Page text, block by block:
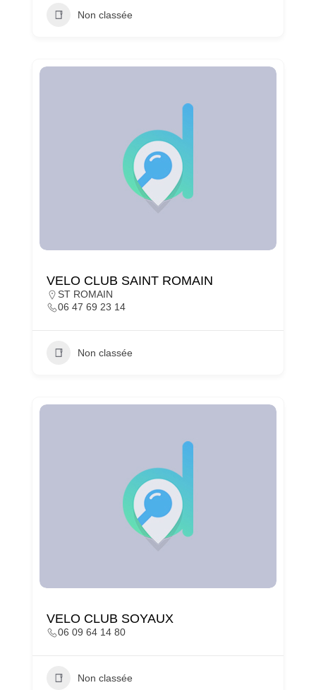
Non classée
VELO CLUB SAINT ROMAIN
ST ROMAIN
06 47 69 23 14
Non classée
VELO CLUB SOYAUX
06 09 64 14 80
Non classée